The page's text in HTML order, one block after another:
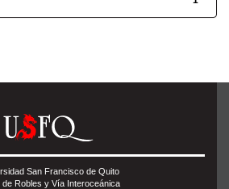
San Francisco de Quito
de Robles y Vía Interoceánica